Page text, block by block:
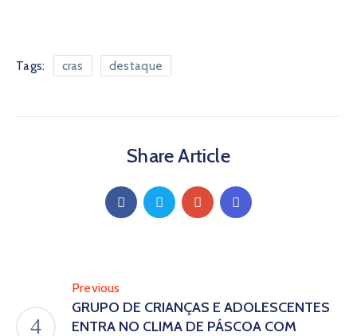
Tags: cras destaque
Share Article
Previous
GRUPO DE CRIANÇAS E ADOLESCENTES
ENTRA NO CLIMA DE PÁSCOA COM